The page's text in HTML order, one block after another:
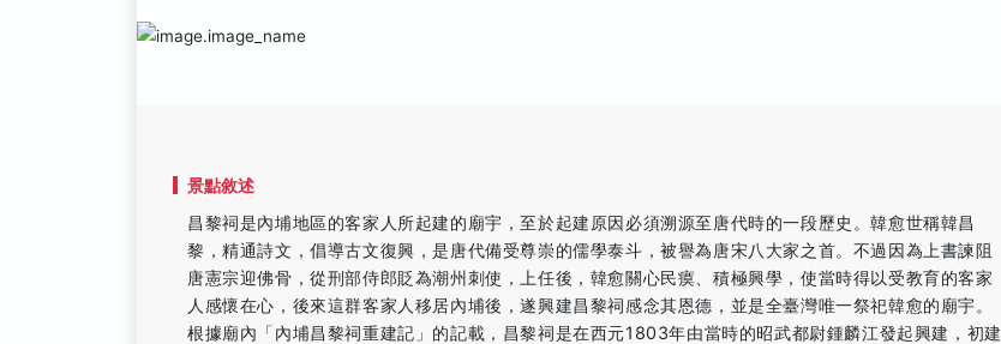
景點敘述
昌黎祠是內埔地區的客家人所起建的廟宇，至於起建原因必須溯源至唐代時的一段歷史。韓愈世稱韓昌
黎，精通詩文，倡導古文復興，是唐代備受尊崇的儒學泰斗，被譽為唐宋八大家之首。不過因為上書諫阻
唐憲宗迎佛骨，從刑部侍郎貶為潮州刺使，上任後，韓愈關心民瘼、積極興學，使當時得以受教育的客家
人感懷在心，後來這群客家人移居內埔後，遂興建昌黎祠感念其恩德，並是全臺灣唯一祭祀韓愈的廟宇。
根據廟內「內埔昌黎祠重建記」的記載，昌黎祠是在西元1803年由當時的昭武都尉鍾麟江發起興建，初建